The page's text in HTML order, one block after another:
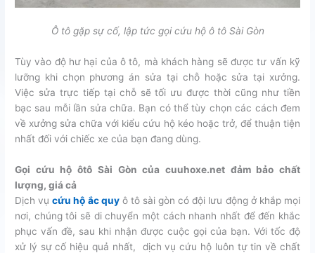
Ô tô gặp sự cố, lập tức gọi cứu hộ ô tô Sài Gòn
Tùy vào độ hư hại của ô tô, mà khách hàng sẽ được tư vấn kỹ
lưỡng khi chọn phương án sửa tại chỗ hoặc sửa tại xưởng.
Việc sửa trực tiếp tại chỗ sẽ tối ưu được thời cũng như tiền
bạc sau mỗi lần sửa chữa. Bạn có thể tùy chọn các cách đem
về xưởng sửa chữa với kiểu cứu hộ kéo hoặc trở, để thuận tiện
nhất đối với chiếc xe của bạn đang dùng.
Gọi cứu hộ ôtô Sài Gòn của cuuhoxe.net đảm bảo chất
lượng, giá cả
Dịch vụcứu hộ ắc quyô tô sài gòn có đội lưu động ở khắp mọi
nơi, chúng tôi sẽ di chuyển một cách nhanh nhất để đến khắc
phục vấn đề, sau khi nhận được cuộc gọi của bạn. Với tốc độ
xử lý sự cố hiệu quả nhất, dịch vụ cứu hộ luôn tự tin về chất